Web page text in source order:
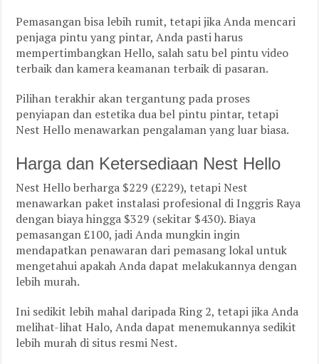
Pemasangan bisa lebih rumit, tetapi jika Anda mencari
penjaga pintu yang pintar, Anda pasti harus
mempertimbangkan Hello, salah satu bel pintu video
terbaik dan kamera keamanan terbaik di pasaran.
Pilihan terakhir akan tergantung pada proses
penyiapan dan estetika dua bel pintu pintar, tetapi
Nest Hello menawarkan pengalaman yang luar biasa.
Harga dan Ketersediaan Nest Hello
Nest Hello berharga $229 (£229), tetapi Nest
menawarkan paket instalasi profesional di Inggris Raya
dengan biaya hingga $329 (sekitar $430). Biaya
pemasangan £100, jadi Anda mungkin ingin
mendapatkan penawaran dari pemasang lokal untuk
mengetahui apakah Anda dapat melakukannya dengan
lebih murah.
Ini sedikit lebih mahal daripada Ring 2, tetapi jika Anda
melihat-lihat Halo, Anda dapat menemukannya sedikit
lebih murah di situs resmi Nest.